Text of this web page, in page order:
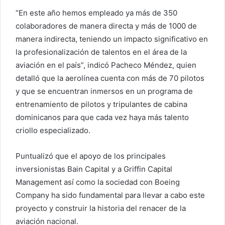
“En este año hemos empleado ya más de 350
colaboradores de manera directa y más de 1000 de
manera indirecta, teniendo un impacto significativo en
la profesionalización de talentos en el área de la
aviación en el país”, indicó Pacheco Méndez, quien
detalló que la aerolínea cuenta con más de 70 pilotos
y que se encuentran inmersos en un programa de
entrenamiento de pilotos y tripulantes de cabina
dominicanos para que cada vez haya más talento
criollo especializado.
Puntualizó que el apoyo de los principales
inversionistas Bain Capital y a Griffin Capital
Management así como la sociedad con Boeing
Company ha sido fundamental para llevar a cabo este
proyecto y construir la historia del renacer de la
aviación nacional.